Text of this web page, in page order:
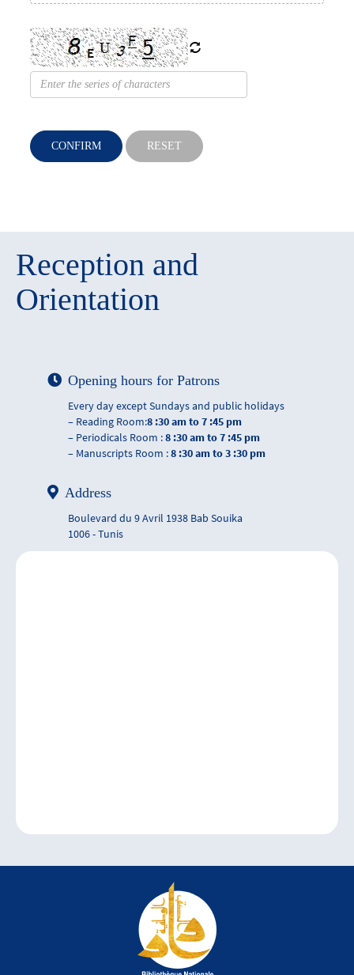
CONFIRM RESET
Reception and
Orientation
Opening hours for Patrons
Every day except Sundays and public holidays
– Reading Room:8 :30 am to 7 :45 pm
– Periodicals Room :8 :30 am to 7 :45 pm
– Manuscripts Room :8 :30 am to 3 :30 pm
Address
Boulevard du 9 Avril 1938 Bab Souika
1006 - Tunis